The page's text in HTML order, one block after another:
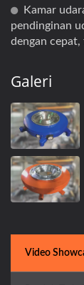
Kamar
pendinginan
dengan
Galeri
Video